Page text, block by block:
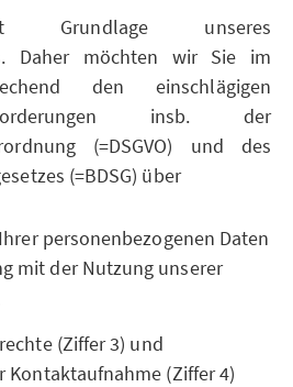
Grundlage unseres
Daher möchten wir Sie im
den einschlägigen
insb. der
(=DSGVO) und des
(=BDSG) über
personenbezogenen Daten
mit der Nutzung unserer
(Ziffer 3) und
Kontaktaufnahme (Ziffer 4)